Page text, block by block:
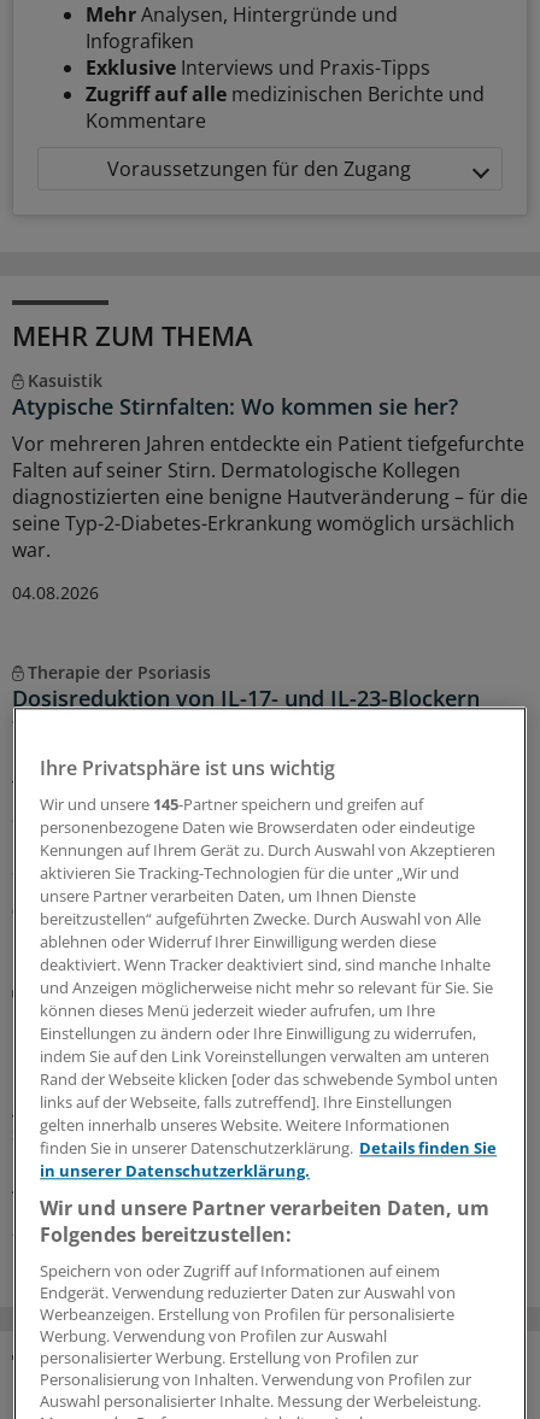
MehrAnalysen, Hintergründe und
Infografiken
Exklusive Interviews und Praxis-Tipps
Zugriff auf alle medizinischen Berichte und
Kommentare
Voraussetzungen für den Zugang
MEHR ZUM THEMA
Kasuistik
Atypische Stirnfalten: Wo kommen sie her?
Vor mehreren Jahren entdeckte ein Patient tiefgefurchte
Falten auf seiner Stirn. Dermatologische Kollegen
diagnostizierten eine benigne Hautveränderung – für die
seine Typ-2-Diabetes-Erkrankung womöglich ursächlich
war.
04.08.2026
Therapie der Psoriasis
Dosisreduktion von IL-17- und IL-23-Blockern
funktioniert
IL-17 und IL-23-Inhibitoren sind hochwirksam in der
Therapie von Patienten mit mäßiger bis schwerer
Schuppenflechte, aber auch teuer. Ein Team hat
untersucht, ob man auch mit geringeren als den
Standarddosen zum Ziel gelangt.
04.08.2026
Hausärztin gibt Tipps
Darauf ist in der Kommunikation mit Skabies-
Patienten zu achten
Bei der Behandlung von Personen mit Skabies sollte
genug Zeit für die Aufklärung bleiben. Denn Betroffene
sind oftmals überfordert mit den Details der Therapie.
HausärztinLisa Degenererklärt im Interview mit der
Ärzte Zeitung, was beim Patientengespräch wichtig ist.
27.07.2026
DAS KÖNNTE SIE AUCH INTERESSIEREN
Ihre Privatsphäre ist uns wichtig
Wir und unsere 145-Partner speichern und greifen auf
personenbezogene Daten wie Browserdaten oder eindeutige
Kennungen auf Ihrem Gerät zu. Durch Auswahl von Akzeptieren
aktivieren Sie Tracking-Technologien für die unter „Wir und
unsere Partner verarbeiten Daten, um Ihnen Dienste
bereitzustellen“ aufgeführten Zwecke. Durch Auswahl von Alle
ablehnen oder Widerruf Ihrer Einwilligung werden diese
deaktiviert. Wenn Tracker deaktiviert sind, sind manche Inhalte
und Anzeigen möglicherweise nicht mehr so relevant für Sie. Sie
können dieses Menü jederzeit wieder aufrufen, um Ihre
Einstellungen zu ändern oder Ihre Einwilligung zu widerrufen,
indem Sie auf den Link Voreinstellungen verwalten am unteren
Rand der Webseite klicken [oder das schwebende Symbol unten
links auf der Webseite, falls zutreffend]. Ihre Einstellungen
gelten innerhalb unseres Website. Weitere Informationen
finden Sie in unserer Datenschutzerklärung. Details finden Sie
in unserer Datenschutzerklärung.
Wir und unsere Partner verarbeiten Daten, um
Folgendes bereitzustellen:
Speichern von oder Zugriff auf Informationen auf einem
Endgerät. Verwendung reduzierter Daten zur Auswahl von
Werbeanzeigen. Erstellung von Profilen für personalisierte
Werbung. Verwendung von Profilen zur Auswahl
personalisierter Werbung. Erstellung von Profilen zur
Personalisierung von Inhalten. Verwendung von Profilen zur
Auswahl personalisierter Inhalte. Messung der Werbeleistung.